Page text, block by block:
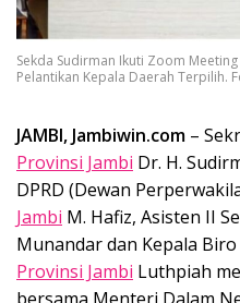
Sekda Sudirman Ikuti Zoom
Pelantikan Kepala Daerah Terpilih.
JAMBI, Jambiwin.com –
Provinsi Jambi Dr. H.
DPRD (Dewan
Jambi M. Hafiz, Asisten II
Munandar dan Kepala
Provinsi Jambi Luthpiah
bersama Menteri Dalam